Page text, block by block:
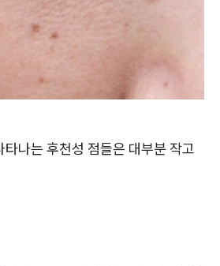
나는 후천성 점들은 대부분 작고